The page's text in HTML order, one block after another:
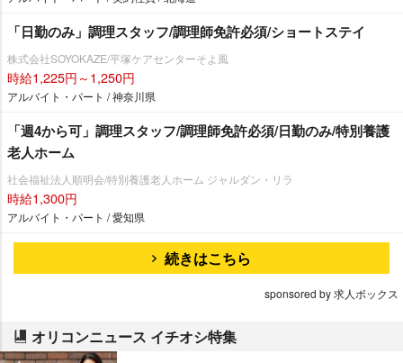
「日勤のみ」調理スタッフ/調理師免許必須/ショートステイ
株式会社SOYOKAZE/平塚ケアセンターそよ風
時給1,225円～1,250円
アルバイト・パート / 神奈川県
「週4から可」調理スタッフ/調理師免許必須/日勤のみ/特別養護
老人ホーム
社会福祉法人順明会/特別養護老人ホーム ジャルダン・リラ
時給1,300円
アルバイト・パート / 愛知県
続きはこちら
sponsored by 求人ボックス
オリコンニュース イチオシ特集